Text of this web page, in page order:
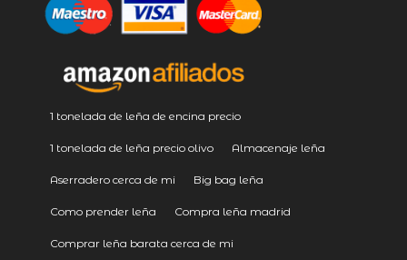
1 tonelada de leña de encina precio
1 tonelada de leña precio olivo Almacenaje leña
Aserradero cerca de mi Big bag leña
Como prender leña Compra leña madrid
Comprar leña barata cerca de mi